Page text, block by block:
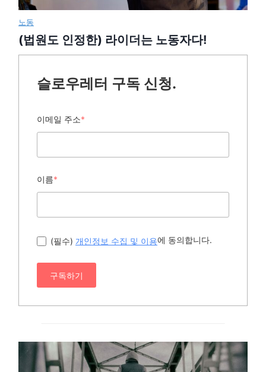
노동
(법원도 인정한) 라이더는 노동자다!
슬로우레터 구독 신청.
이메일 주소*
이름*
(필수) 개인정보 수집 및 이용에 동의합니다.
구독하기